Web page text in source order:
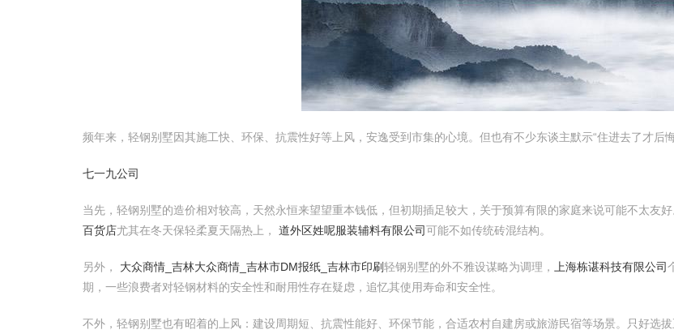
频年来，轻钢别墅因其施工快、环保、抗震性好等上风，安逸受到市集的心境。但也有不少东谈主默示“住进去了才后
七一九公司
当先，轻钢别墅的造价相对较高，天然永恒来望望重本钱低，但初期插足较大，关于预算有限的家庭来说可能不太友
百货店尤其在冬天保轻柔夏天隔热上， 道外区姓呢服装辅料有限公司可能不如传统砖混结构。
另外， 大众商情_吉林大众商情_吉林市DM报纸_吉林市印刷轻钢别墅的外不雅设谋略为调理， 上海栋谌科技有限公司
期，一些浪费者对轻钢材料的安全性和耐用性存在疑虑，追忆其使用寿命和安全性。
不外，轻钢别墅也有昭着的上风：建设周期短、抗震性能好、环保节能，合适农村自建房或旅游民宿等场景。只好选拔